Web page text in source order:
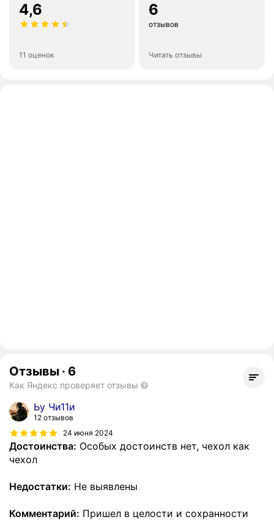
4,6
11 оценок
6
отзывов
Читать отзывы
Отзывы · 6
Как Яндекс проверяет отзывы
Ьу Чи11и
12 отзывов
24 июня 2024
Достоинства: Особых достоинств нет, чехол как
чехол
Недостатки: Не выявлены
Комментарий: Пришел в целости и сохранности